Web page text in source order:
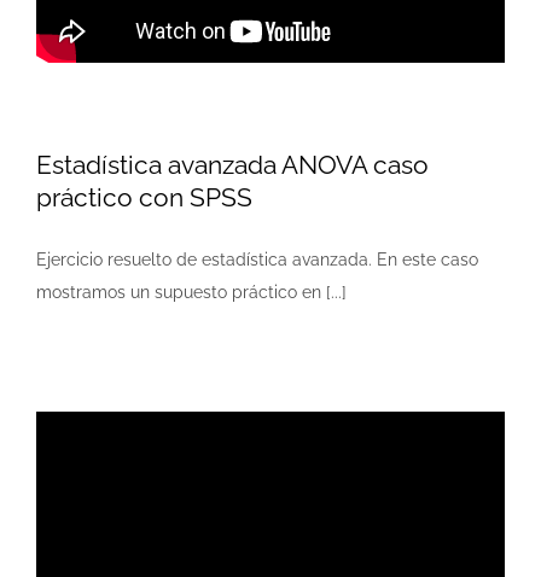
Estadística avanzada ANOVA caso
práctico con SPSS
Ejercicio resuelto de estadística avanzada. En este caso
mostramos un supuesto práctico en [...]